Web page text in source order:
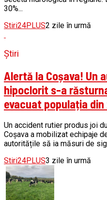
30%...
Stiri24PLUS2 zile în urmă
Știri
Alertă la Coșava! Un
hipoclorit s-a
evacuat populația din
Un accident rutier produs joi
Coșava a mobilizat echipaje
autoritățile să ia măsuri de
Stiri24PLUS3 zile în urmă